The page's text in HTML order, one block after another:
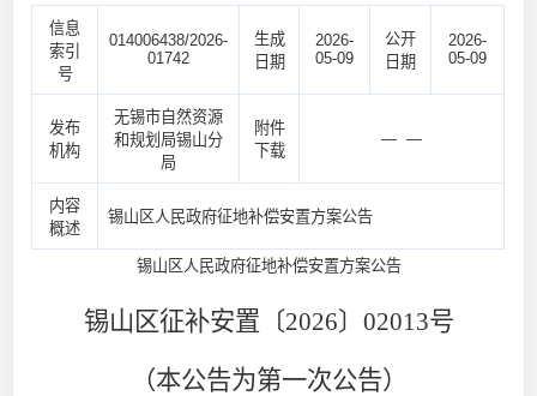
信息
索引
号
014006438/2026-
01742
生成
日期
2026-
05-09
公开
日期
2026-
05-09
发布
机构
无锡市自然资源
和规划局锡山分
局
附件
下载
— —
内容
概述
锡山区人民政府征地补偿安置方案公告
锡山区人民政府征地补偿安置方案公告
锡山区征补安置〔2026〕 02013号
（本公告为第一次公告）